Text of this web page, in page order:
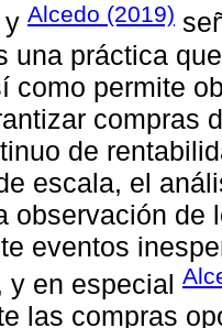
y Alcedo (2019)
una práctica
como permite
compras
de
escala, el
observación de
eventos
y en especial
las compras